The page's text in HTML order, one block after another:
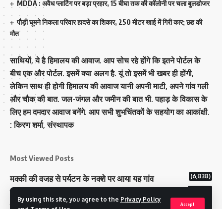
By using this site, you agree to the Privacy Policy
Accept
MDDA : अवैध प्लाटिंग पर बड़ा प्रहार, 15 बीघा तक की कॉलोनी पर चला बुलडोजर
पौड़ी घूमने निकला परिवार हादसे का शिकार, 250 मीटर खाई में गिरी कार; छह की
मौत
साथियों, ये है हिमालय की आवाज. आप सोच रहे होंगे कि इतने पोर्टल के
बीच एक और पोर्टल. इसमें क्या अलग है. यूं तो इसमें भी खबर ही होंगी,
लेकिन साथ ही होगी हिमालय की आवाज यानी अपनी माटी, अपने गांव गली
और चौक की बात. जल-जंगल और जमीन की बात भी. पहाड़ के विकास के
लिए हम दमदार आवाज बनेंगे. आप सभी शुभचिंतकों के सहयोग का आकांक्षी.
: किरण शर्मा, संस्‍थापक
Most Viewed Posts
मक्‍की की वजह से पर्यटन के नक्‍शे पर आया यह गांव (6,838)
राज्य में 12 पी माइनस थ्री पोलिंग स्टेशन बनाए गए
टिहरी राजपरिवार के पास 200 करोड से अधिक की संपत्ति (5,176)